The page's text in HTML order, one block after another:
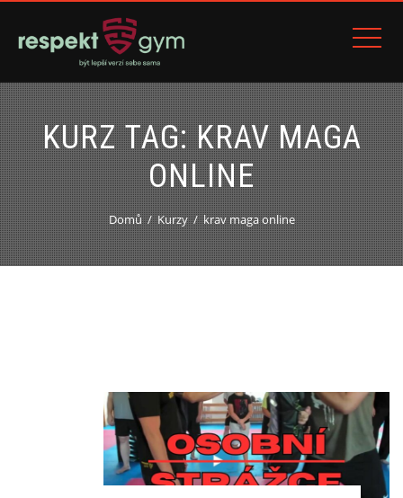
KURZ TAG:KRAV MAGA
ONLINE
Domů Kurzy krav maga online